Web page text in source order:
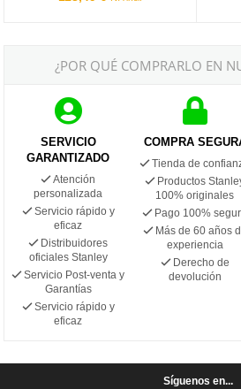
¿POR QUÉ COMPRARLO EN
SERVICIO
GARANTIZADO
Atención
personalizada
Servicio rápido y
eficaz
Distribuidores
oficiales Stanley
Servicio Post-venta y
Garantías
Servicio rápido y
eficaz
COMPRA
Tienda de
Productos
100% originales
Pago 100%
Más de 60 años
experiencia
Derecho de
devolución
Síguenos en...